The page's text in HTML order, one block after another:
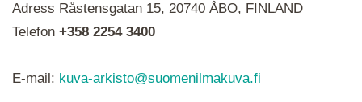
ikoner är det en serie i varje. Utplacerade bilder
syns som nålar istället.
Adress Råstensgatan 15, 20740 ÅBO, FINLAND
Telefon +358 2254 3400
E-mail: kuva-arkisto@suomenilmakuva.fi